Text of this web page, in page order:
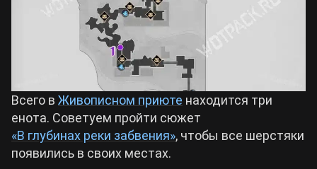
Всего в Живописном приюте находится три
енота. Советуем пройти сюжет
«В глубинах реки забвения», чтобы все шерстяки
появились в своих местах.